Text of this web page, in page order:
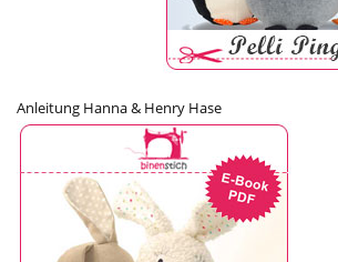
Anleitung Hanna & Henry Hase